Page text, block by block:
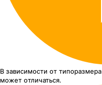
В зависимости от типоразмера
может отличаться.